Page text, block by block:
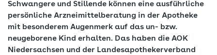
Schwangere und Stillende können eine ausführliche
persönliche Arzneimittelberatung in der Apotheke
mit besonderem Augenmerk auf das un- bzw.
neugeborene Kind erhalten. Das haben die AOK
Niedersachsen und der Landesapothekerverband